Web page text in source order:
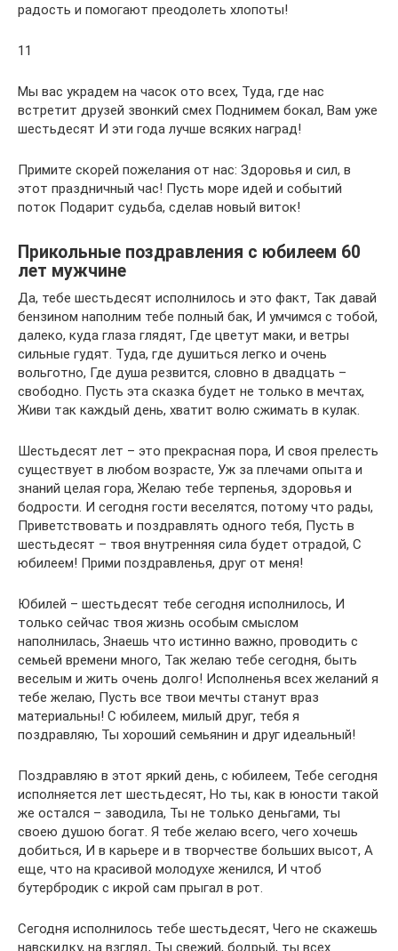
радость и помогают преодолеть хлопоты!
11
Мы вас украдем на часок ото всех, Туда, где нас
встретит друзей звонкий смех Поднимем бокал, Вам уже
шестьдесят И эти года лучше всяких наград!
Примите скорей пожелания от нас: Здоровья и сил, в
этот праздничный час! Пусть море идей и событий
поток Подарит судьба, сделав новый виток!
Прикольные поздравления с юбилеем 60
лет мужчине
Да, тебе шестьдесят исполнилось и это факт, Так давай
бензином наполним тебе полный бак, И умчимся с тобой,
далеко, куда глаза глядят, Где цветут маки, и ветры
сильные гудят. Туда, где душиться легко и очень
вольготно, Где душа резвится, словно в двадцать –
свободно. Пусть эта сказка будет не только в мечтах,
Живи так каждый день, хватит волю сжимать в кулак.
Шестьдесят лет – это прекрасная пора, И своя прелесть
существует в любом возрасте, Уж за плечами опыта и
знаний целая гора, Желаю тебе терпенья, здоровья и
бодрости. И сегодня гости веселятся, потому что рады,
Приветствовать и поздравлять одного тебя, Пусть в
шестьдесят – твоя внутренняя сила будет отрадой, С
юбилеем! Прими поздравленья, друг от меня!
Юбилей – шестьдесят тебе сегодня исполнилось, И
только сейчас твоя жизнь особым смыслом
наполнилась, Знаешь что истинно важно, проводить с
семьей времени много, Так желаю тебе сегодня, быть
веселым и жить очень долго! Исполненья всех желаний я
тебе желаю, Пусть все твои мечты станут враз
материальны! С юбилеем, милый друг, тебя я
поздравляю, Ты хороший семьянин и друг идеальный!
Поздравляю в этот яркий день, с юбилеем, Тебе сегодня
исполняется лет шестьдесят, Но ты, как в юности такой
же остался – заводила, Ты не только деньгами, ты
своею душою богат. Я тебе желаю всего, чего хочешь
добиться, И в карьере и в творчестве больших высот, А
еще, что на красивой молодухе женился, И чтоб
бутербродик с икрой сам прыгал в рот.
Сегодня исполнилось тебе шестьдесят, Чего не скажешь
навскидку, на взгляд, Ты свежий, бодрый, ты всех